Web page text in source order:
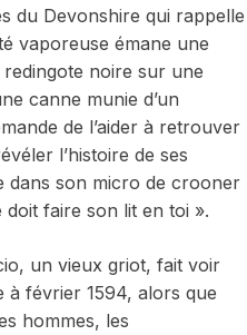
du Devonshire qui rappelle
vaporeuse émane une
redingote noire sur une
canne munie d’un
de l’aider à retrouver
l’histoire de ses
dans son micro de crooner
doit faire son lit en toi ».
un vieux griot, fait voir
à février 1594, alors que
hommes, les